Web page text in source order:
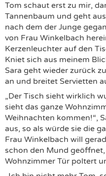
Tom schaut erst zu mir,
Tannenbaum und geht
nach dem der Junge
von Frau Winkelbach
Kerzenleuchter auf den
Kniet sich aus meinem
Sara geht wieder zurück
an und breitet Servietten
„Der Tisch sieht wirklich
sieht das ganze
Weihnachten kommen!“,
aus, so als würde sie die
Frau Winkelbach will
schon den Mund
Wohnzimmer Tür poltert